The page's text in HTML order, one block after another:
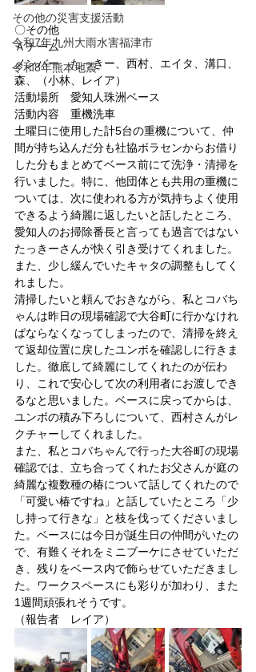
その他の災害支援活動
令和7年九州大雨水害福津市
令和8年熊本地震
〇その他
Ａチーム
メンバー　たっきー、西村、エイタ、溝口、
森、（小林、レイア）
活動場所　愛知人珠洲ベース
活動内容　重機洗車
土曜日に使用した計5台の重機について、仲
間が持ち込んだ分も社協ボラセンからお借り
した分もまとめてベース前にて洗浄・清掃を
行いました。特に、他団体とも共用の重機に
ついては、次に使われる方が気持ちよく使用
できるよう綺麗に返したいと話したところ、
愛知人のお掃除番長と言っても過言ではない
たっきーさんが快く引き受けてくれました。
また、少し緩んでいたキャタの調整もしてく
れました。
清掃したいと頼んでおきながら、私とコバち
ゃんは昨日の現場確認で大谷町に行かなけれ
ばならなくなってしまったので、清掃を終え
て返却位置に戻したユンボを確認しに行きま
した。徹底して綺麗にしてくれたのが伝わ
り、これで安心して次の利用者にお渡しでき
るなと思いました。ベースに戻ってからは、
ユンボの積み下ろしについて、西村さんがレ
クチャーしてくれました。
また、私とコバちゃんで行った大谷町の現場
確認では、立ち合ってくれたお父さんが庭の
綺麗な複数種の椿について話してくれたので
「可愛い椿ですね」と話していたところ「少
し持って行きな」と枝を伐ってくださいまし
た。ベースには今日が誕生日の仲間がいたの
で、有難くそれをミニブーケにさせていただ
き、残りをベース内で飾らせていただきまし
た。ワークスペースにも彩りが加わり、また
1週間頑張れそうです。
（報告者　レイア）